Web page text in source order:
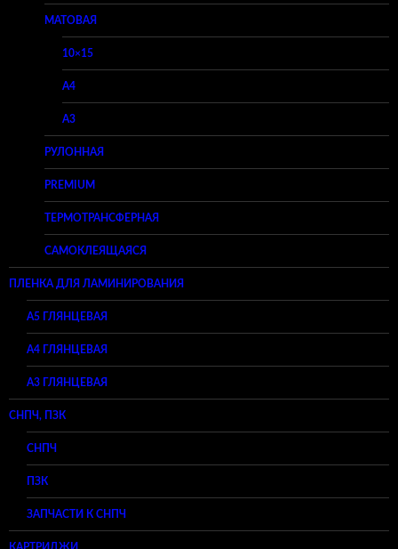
МАТОВАЯ
10×15
A4
A3
РУЛОННАЯ
PREMIUM
ТЕРМОТРАНСФЕРНАЯ
САМОКЛЕЯЩАЯСЯ
ПЛЕНКА ДЛЯ ЛАМИНИРОВАНИЯ
A5 ГЛЯНЦЕВАЯ
А4 ГЛЯНЦЕВАЯ
A3 ГЛЯНЦЕВАЯ
СНПЧ, ПЗК
СНПЧ
ПЗК
ЗАПЧАСТИ К СНПЧ